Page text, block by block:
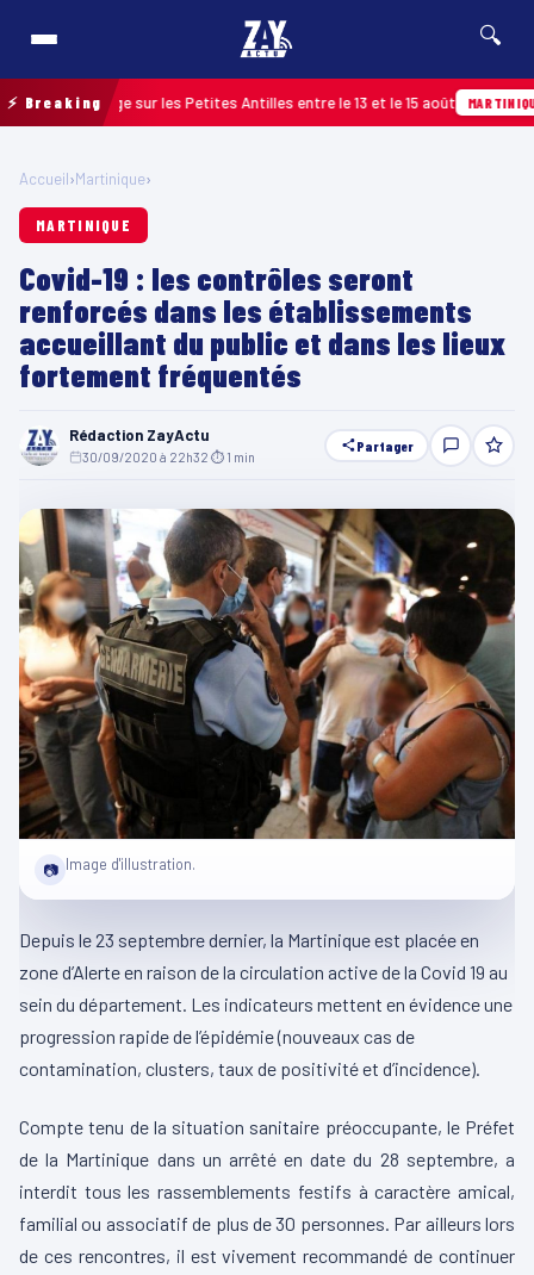
🔍
⚡ Breaking
passage sur les Petites Antilles entre le 13 et le 15 août MARTINIQUE
Accueil›Martinique›
MARTINIQUE
Covid-19 : les contrôles seront
renforcés dans les établissements
accueillant du public et dans les lieux
fortement fréquentés
Rédaction ZayActu
30/09/2020 à 22h32 ⏱ 1 min
Partager
📷 Image d'illustration.
Depuis le 23 septembre dernier, la Martinique est placée en
zone d’Alerte en raison de la circulation active de la Covid 19 au
sein du département. Les indicateurs mettent en évidence une
progression rapide de l’épidémie (nouveaux cas de
contamination, clusters, taux de positivité et d’incidence).
Compte tenu de la situation sanitaire préoccupante, le Préfet
de la Martinique dans un arrêté en date du 28 septembre, a
interdit tous les rassemblements festifs à caractère amical,
familial ou associatif de plus de 30 personnes. Par ailleurs lors
de ces rencontres, il est vivement recommandé de continuer